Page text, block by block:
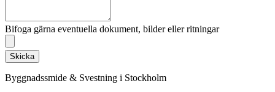
Bifoga gärna eventuella dokument, bilder eller ritningar
Skicka
Byggnadssmide & Svestning i Stockholm